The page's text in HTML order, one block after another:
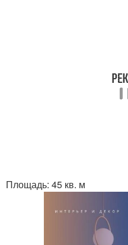
Площадь: 45 кв. м